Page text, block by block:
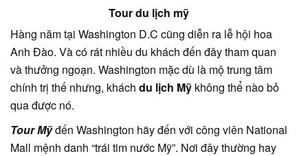
Tour du lịch mỹ
Hàng năm tại Washington D.C cũng diễn ra lễ hội hoa
Anh Đào. Và có rát nhiều du khách đến đây tham quan
và thưởng ngoạn. Washington mặc dù là mộ trung tâm
chính trị thế nhưng, khách du lịch Mỹ không thể nào bỏ
qua được nó.
Tour Mỹđến Washington hãy đến với công viên National
Mall mệnh danh “trái tim nước Mỹ”. Nơi đây thường hay